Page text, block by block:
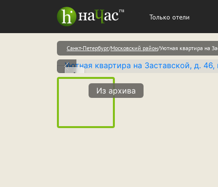
Только отели
Санкт-Петербург Московский район Уютная квартира на
Из архива